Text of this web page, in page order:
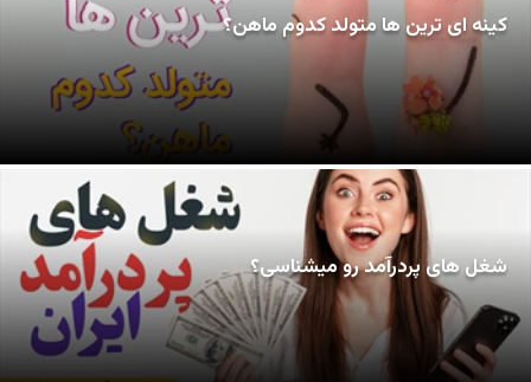
کینه ای ترین ها متولد کدوم ماهن؟
شغل های پردرآمد رو میشناسی؟